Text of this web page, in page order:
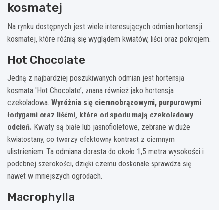
kosmatej
Na rynku dostępnych jest wiele interesujących odmian hortensji
kosmatej, które różnią się wyglądem kwiatów, liści oraz pokrojem.
Hot Chocolate
Jedną z najbardziej poszukiwanych odmian jest hortensja
kosmata 'Hot Chocolate’, znana również jako hortensja
czekoladowa. Wyróżnia się ciemnobrązowymi, purpurowymi
łodygami oraz liśćmi, które od spodu mają czekoladowy
odcień. Kwiaty są białe lub jasnofioletowe, zebrane w duże
kwiatostany, co tworzy efektowny kontrast z ciemnym
ulistnieniem. Ta odmiana dorasta do około 1,5 metra wysokości i
podobnej szerokości, dzięki czemu doskonale sprawdza się
nawet w mniejszych ogrodach.
Macrophylla